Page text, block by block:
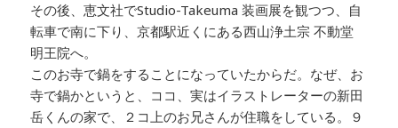
その後、恵文社でStudio-Takeuma 装画展を観つつ、自
転車で南に下り、京都駅近くにある西山浄土宗 不動堂
明王院へ。
このお寺で鍋をすることになっていたからだ。なぜ、お
寺で鍋かというと、ココ、実はイラストレーターの新田
岳くんの家で、２コ上のお兄さんが住職をしている。９